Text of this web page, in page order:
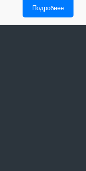
Подробнее